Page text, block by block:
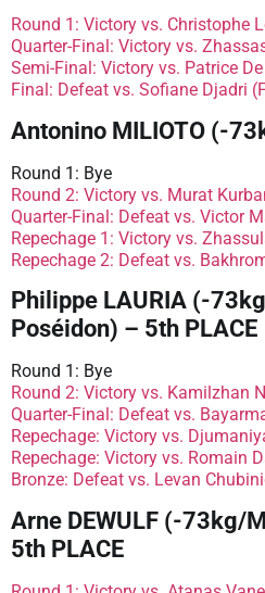
Round 1: Victory vs. Christophe
Quarter-Final: Victory vs.
Semi-Final: Victory vs. Patrice
Final: Defeat vs. Sofiane Djadri
Antonino MILIOTO (-
Round 1: Bye
Round 2: Victory vs. Murat
Quarter-Final: Defeat vs. Victor
Repechage 1: Victory vs.
Repechage 2: Defeat vs.
Philippe LAURIA (-
Poséidon) – 5th PLACE
Round 1: Bye
Round 2: Victory vs. Kamilzhan
Quarter-Final: Defeat vs.
Repechage: Victory vs.
Repechage: Victory vs. Romain
Bronze: Defeat vs. Levan
Arne DEWULF (-73kg/
5th PLACE